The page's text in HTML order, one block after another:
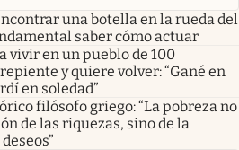
una botella en la rueda del
saber cómo actuar
vivir en un pueblo de 100
y quiere volver: “Gané en
en soledad”
filósofo griego: “La pobreza no
de las riquezas, sino de la